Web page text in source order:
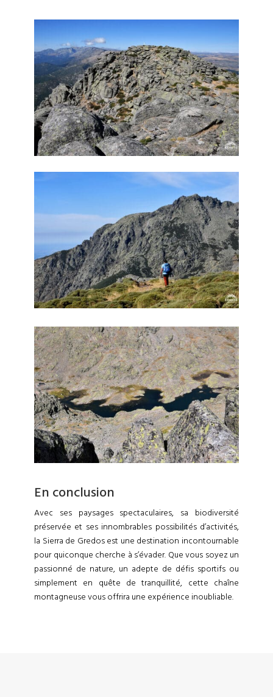
En conclusion
Avec ses paysages spectaculaires, sa biodiversité
préservée et ses innombrables possibilités d’activités,
la Sierra de Gredos est une destination incontournable
pour quiconque cherche à s’évader. Que vous soyez un
passionné de nature, un adepte de défis sportifs ou
simplement en quête de tranquillité, cette chaîne
montagneuse vous offrira une expérience inoubliable.